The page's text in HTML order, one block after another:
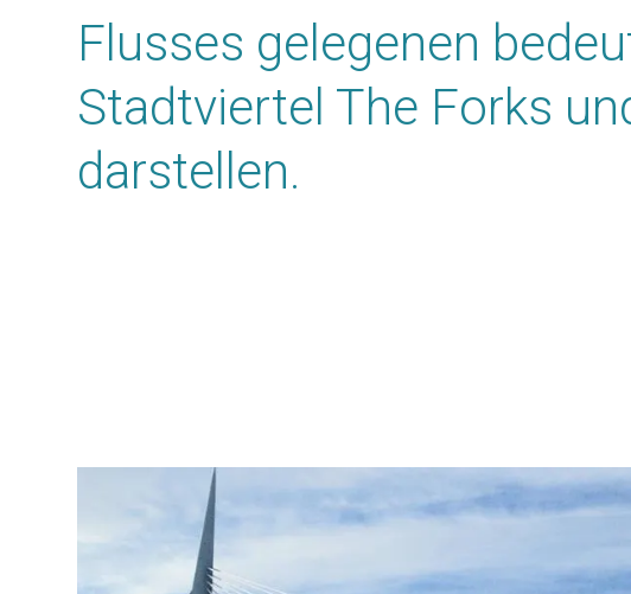
Flusses gelegenen
Stadtviertel The Forks
darstellen.